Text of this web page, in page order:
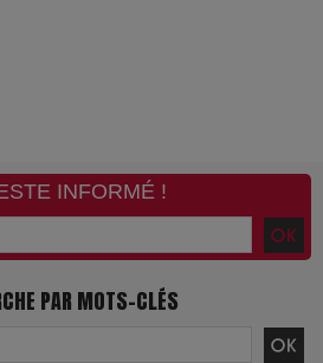
INFORMÉ !
PAR MOTS-CLÉS